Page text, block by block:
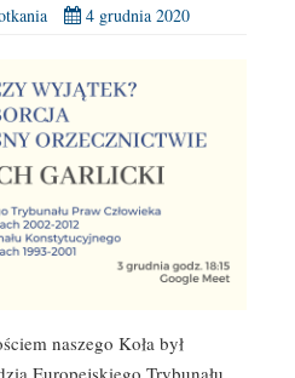
4 grudnia 2020
naszego Koła był
Europejskiego Trybunału